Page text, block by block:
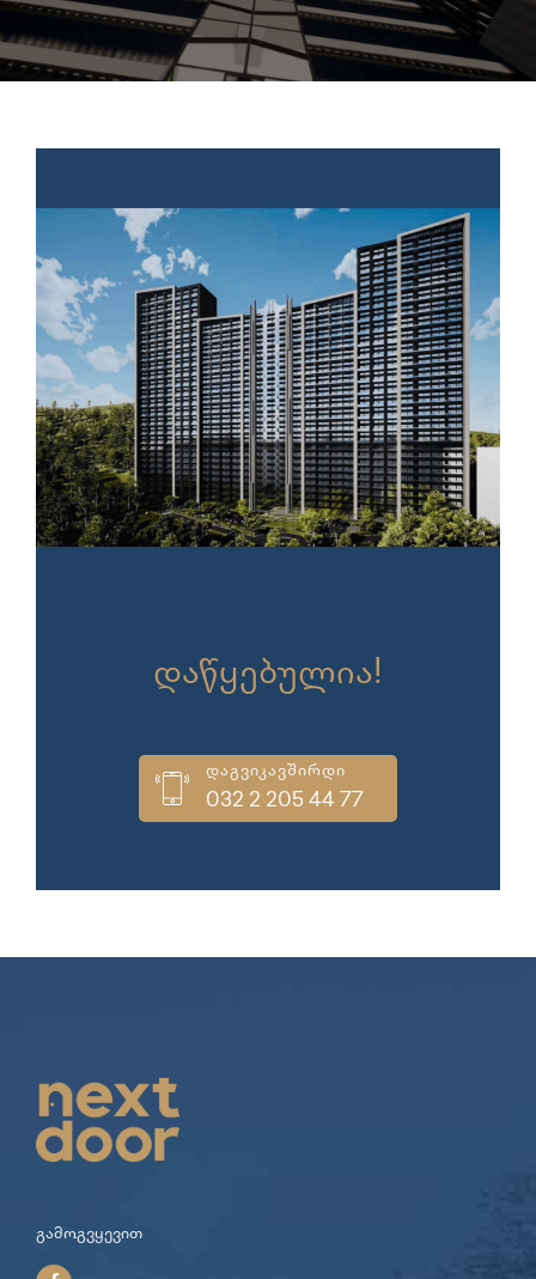
დაწყებულია!
დაგვიკავშირდი
032 2 205 44 77
გამოგვყევით